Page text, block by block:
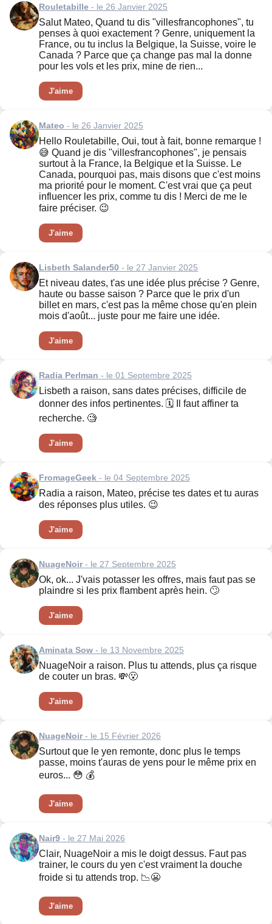
Rouletabille - le 26 Janvier 2025
Salut Mateo, Quand tu dis "villesfrancophones", tu
penses à quoi exactement ? Genre, uniquement la
France, ou tu inclus la Belgique, la Suisse, voire le
Canada ? Parce que ça change pas mal la donne
pour les vols et les prix, mine de rien...
J'aime
Mateo - le 26 Janvier 2025
Hello Rouletabille, Oui, tout à fait, bonne remarque !
😅 Quand je dis "villesfrancophones", je pensais
surtout à la France, la Belgique et la Suisse. Le
Canada, pourquoi pas, mais disons que c'est moins
ma priorité pour le moment. C'est vrai que ça peut
influencer les prix, comme tu dis ! Merci de me le
faire préciser. 😉
J'aime
Lisbeth Salander50 - le 27 Janvier 2025
Et niveau dates, t'as une idée plus précise ? Genre,
haute ou basse saison ? Parce que le prix d'un
billet en mars, c'est pas la même chose qu'en plein
mois d'août... juste pour me faire une idée.
J'aime
Radia Perlman - le 01 Septembre 2025
Lisbeth a raison, sans dates précises, difficile de
donner des infos pertinentes. 🗓️ Il faut affiner ta
recherche. 🧐
J'aime
FromageGeek - le 04 Septembre 2025
Radia a raison, Mateo, précise tes dates et tu auras
des réponses plus utiles. 😉
J'aime
NuageNoir- le 27 Septembre 2025
Ok, ok... J'vais potasser les offres, mais faut pas se
plaindre si les prix flambent après hein. 🙄
J'aime
Aminata Sow - le 13 Novembre 2025
NuageNoir a raison. Plus tu attends, plus ça risque
de couter un bras. 💸😮
J'aime
NuageNoir- le 15 Février 2026
Surtout que le yen remonte, donc plus le temps
passe, moins t'auras de yens pour le même prix en
euros... 😳 💰
J'aime
Nair9 - le 27 Mai 2026
Clair, NuageNoir a mis le doigt dessus. Faut pas
trainer, le cours du yen c'est vraiment la douche
froide si tu attends trop. 📉😬
J'aime